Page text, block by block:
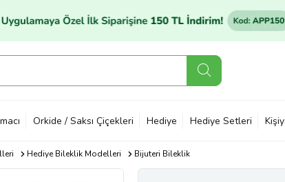
Orkide / Saksı Çiçekleri Hediye Hediye Setleri
Hediye Bileklik Modelleri Bijuteri Bileklik